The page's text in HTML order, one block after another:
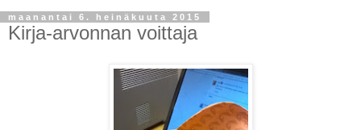
maanantai 6. heinäkuuta 2015
Kirja-arvonnan voittaja